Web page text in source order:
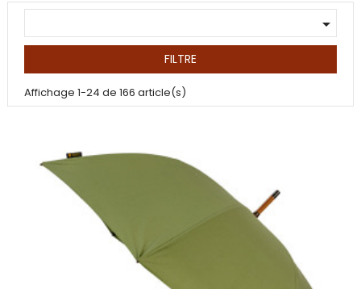

FILTRE
Affichage 1-24 de 166 article(s)